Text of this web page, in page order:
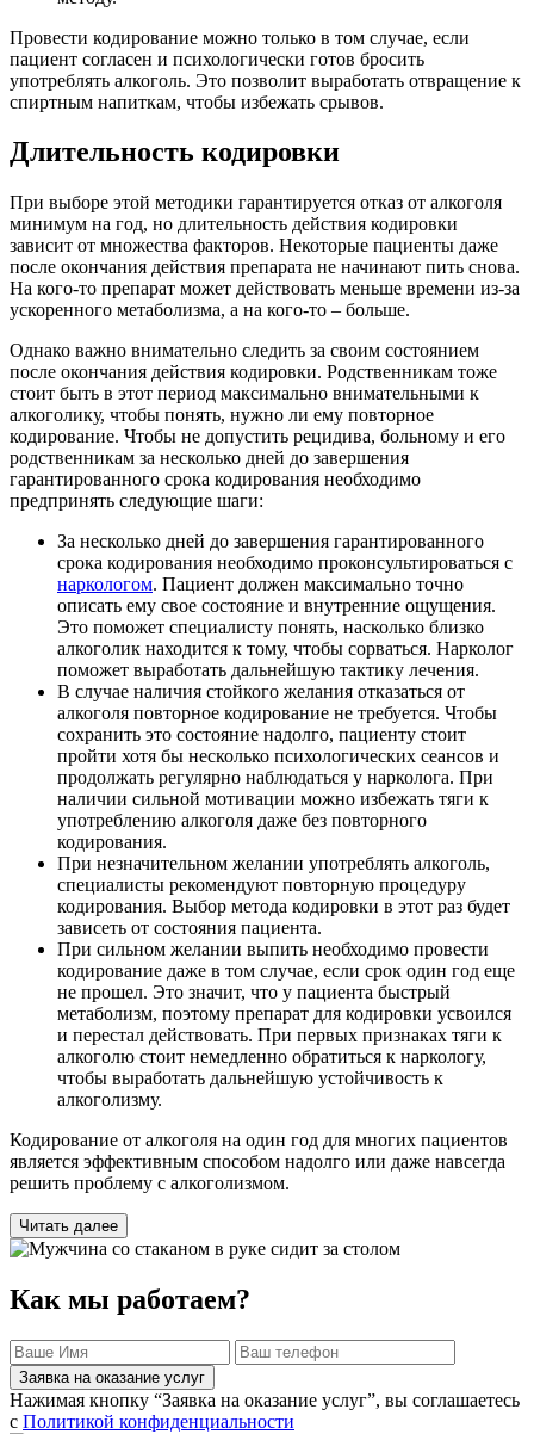
Провести кодирование можно только в том случае, если
пациент согласен и психологически готов бросить
употреблять алкоголь. Это позволит выработать отвращение к
спиртным напиткам, чтобы избежать срывов.
Длительность кодировки
При выборе этой методики гарантируется отказ от алкоголя
минимум на год, но длительность действия кодировки
зависит от множества факторов. Некоторые пациенты даже
после окончания действия препарата не начинают пить снова.
На кого-то препарат может действовать меньше времени из-за
ускоренного метаболизма, а на кого-то – больше.
Однако важно внимательно следить за своим состоянием
после окончания действия кодировки. Родственникам тоже
стоит быть в этот период максимально внимательными к
алкоголику, чтобы понять, нужно ли ему повторное
кодирование. Чтобы не допустить рецидива, больному и его
родственникам за несколько дней до завершения
гарантированного срока кодирования необходимо
предпринять следующие шаги:
За несколько дней до завершения гарантированного
срока кодирования необходимо проконсультироваться с
наркологом. Пациент должен максимально точно
описать ему свое состояние и внутренние ощущения.
Это поможет специалисту понять, насколько близко
алкоголик находится к тому, чтобы сорваться. Нарколог
поможет выработать дальнейшую тактику лечения.
В случае наличия стойкого желания отказаться от
алкоголя повторное кодирование не требуется. Чтобы
сохранить это состояние надолго, пациенту стоит
пройти хотя бы несколько психологических сеансов и
продолжать регулярно наблюдаться у нарколога. При
наличии сильной мотивации можно избежать тяги к
употреблению алкоголя даже без повторного
кодирования.
При незначительном желании употреблять алкоголь,
специалисты рекомендуют повторную процедуру
кодирования. Выбор метода кодировки в этот раз будет
зависеть от состояния пациента.
При сильном желании выпить необходимо провести
кодирование даже в том случае, если срок один год еще
не прошел. Это значит, что у пациента быстрый
метаболизм, поэтому препарат для кодировки усвоился
и перестал действовать. При первых признаках тяги к
алкоголю стоит немедленно обратиться к наркологу,
чтобы выработать дальнейшую устойчивость к
алкоголизму.
Кодирование от алкоголя на один год для многих пациентов
является эффективным способом надолго или даже навсегда
решить проблему с алкоголизмом.
Читать далее
Как мы работаем?
Заявка на оказание услуг
Нажимая кнопку “Заявка на оказание услуг”, вы соглашаетесь
с Политикой конфиденциальности